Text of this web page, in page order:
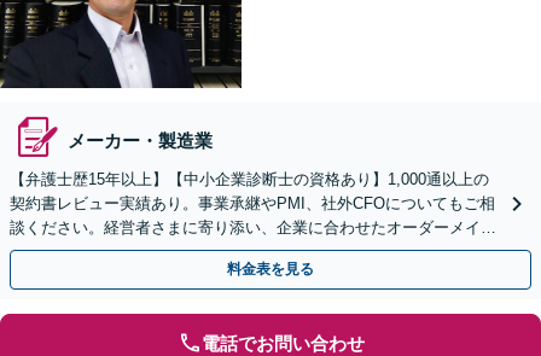
メーカー・製造業
【弁護士歴15年以上】【中小企業診断士の資格あり】1,000通以上の
契約書レビュー実績あり。事業承継やPMI、社外CFOについてもご相
談ください。経営者さまに寄り添い、企業に合わせたオーダーメイド
のサービスを提供【セカンドオピニオン対応可】
料金表を見る
電話でお問い合わせ